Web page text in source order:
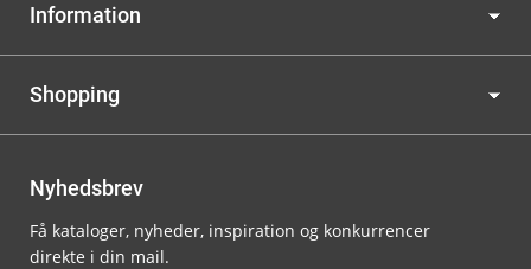
Information
Shopping
Nyhedsbrev
Få kataloger, nyheder, inspiration og konkurrencer
direkte i din mail.